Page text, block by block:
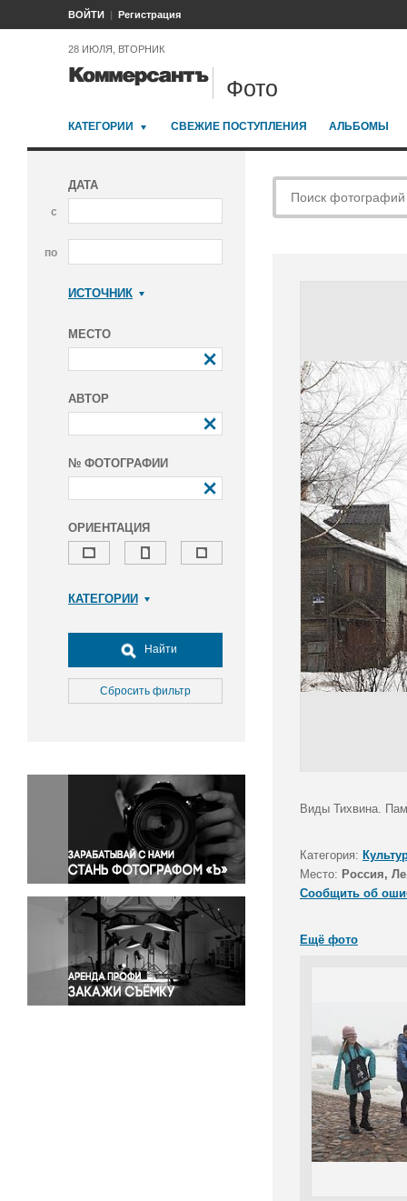
ВОЙТИ Регистрация
28 ИЮЛЯ, ВТОРНИК
Фото
КАТЕГОРИИ СВЕЖИЕ ПОСТУПЛЕНИЯ АЛЬБОМЫ
ДАТА
с
по
ИСТОЧНИК
МЕСТО
АВТОР
№ ФОТОГРАФИИ
ОРИЕНТАЦИЯ
КАТЕГОРИИ
Досуг, туризм и отдых
Культура
Медицина
Окружающая среда
Политика
Правосудие
Происшествия и конфликты
Религия
Светская жизнь
Спорт
Экология
Экономика и бизнес
Найти
Сбросить фильтр
Виды Тихвина.
Категория:
Место: Россия,
Сообщить об
Ещё фото